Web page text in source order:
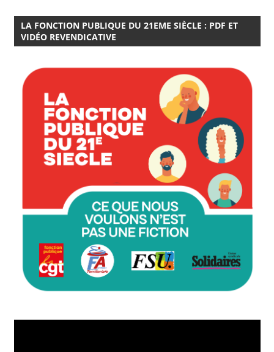
LA FONCTION PUBLIQUE DU 21EME SIÈCLE : PDF ET
VIDÉO REVENDICATIVE